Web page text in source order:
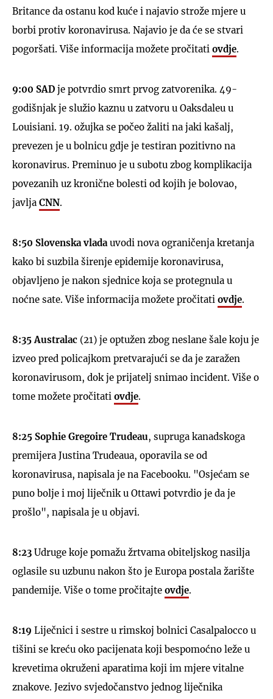
Britance da ostanu kod kuće i najavio strože mjere u
borbi protiv koronavirusa. Najavio je da će se stvari
pogoršati. Više informacija možete pročitati ovdje.
9:00 SAD je potvrdio smrt prvog zatvorenika. 49-
godišnjak je služio kaznu u zatvoru u Oaksdaleu u
Louisiani. 19. ožujka se počeo žaliti na jaki kašalj,
prevezen je u bolnicu gdje je testiran pozitivno na
koronavirus. Preminuo je u subotu zbog komplikacija
povezanih uz kronične bolesti od kojih je bolovao,
javlja CNN.
8:50 Slovenska vlada uvodi nova ograničenja kretanja
kako bi suzbila širenje epidemije koronavirusa,
objavljeno je nakon sjednice koja se protegnula u
noćne sate. Više informacija možete pročitati ovdje.
8:35 Australac (21) je optužen zbog neslane šale koju je
izveo pred policajkom pretvarajući se da je zaražen
koronavirusom, dok je prijatelj snimao incident. Više o
tome možete pročitati ovdje.
8:25 Sophie Gregoire Trudeau, supruga kanadskoga
premijera Justina Trudeaua, oporavila se od
koronavirusa, napisala je na Facebooku. "Osjećam se
puno bolje i moj liječnik u Ottawi potvrdio je da je
prošlo", napisala je u objavi.
8:23 Udruge koje pomažu žrtvama obiteljskog nasilja
oglasile su uzbunu nakon što je Europa postala žarište
pandemije. Više o tome pročitajte ovdje.
8:19 Liječnici i sestre u rimskoj bolnici Casalpalocco u
tišini se kreću oko pacijenata koji bespomoćno leže u
krevetima okruženi aparatima koji im mjere vitalne
znakove. Jezivo svjedočanstvo jednog liječnika